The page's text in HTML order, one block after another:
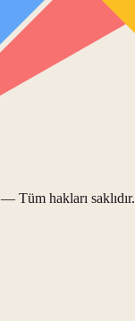
— Tüm hakları saklıdır.